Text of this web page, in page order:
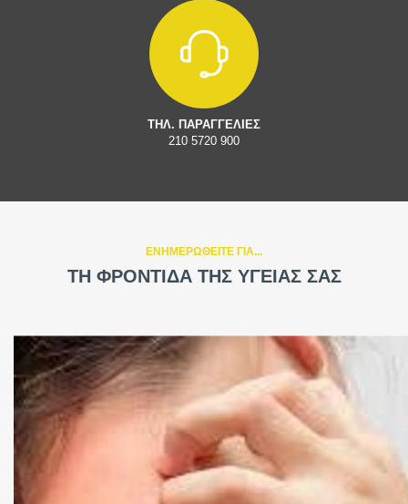
ΤΗΛ. ΠΑΡΑΓΓΕΛΙΕΣ
210 5720 900
ΕΝΗΜΕΡΩΘΕΙΤΕ ΓΙΑ...
ΤΗ ΦΡΟΝΤΙΔΑ ΤΗΣ ΥΓΕΙΑΣ ΣΑΣ